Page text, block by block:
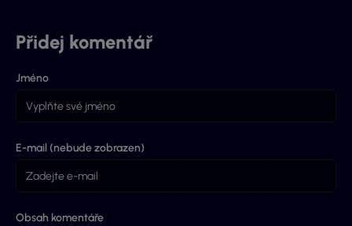
Přidej komentář
Jméno
E-mail (nebude zobrazen)
Obsah komentáře